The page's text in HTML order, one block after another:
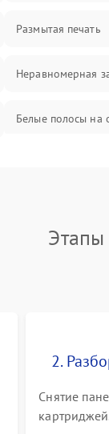
Размытая печать
Неравномерная
Белые полосы на
2.
Снятие